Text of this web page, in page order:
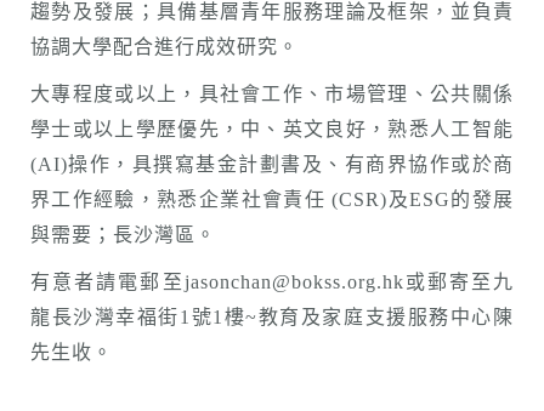
趨勢及發展；具備基層青年服務理論及框架，並負責
協調大學配合進行成效研究。
大專程度或以上，具社會工作、市場管理、公共關係
學士或以上學歷優先，中、英文良好，熟悉人工智能
(AI)操作，具撰寫基金計劃書及、有商界協作或於商
界工作經驗，熟悉企業社會責任 (CSR)及ESG的發展
與需要；長沙灣區。
有意者請電郵至jasonchan@bokss.org.hk或郵寄至九
龍長沙灣幸福街1號1樓~教育及家庭支援服務中心陳
先生收。